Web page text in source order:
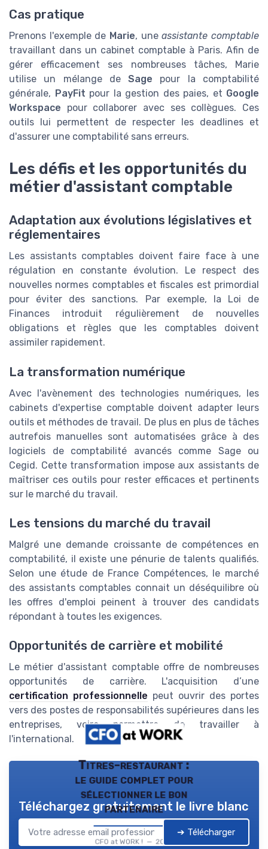
Cas pratique
Prenons l'exemple de Marie, uneassistante comptable
travaillant dans un cabinet comptable à Paris. Afin de
gérer efficacement ses nombreuses tâches, Marie
utilise un mélange deSage pour la comptabilité
générale, PayFit pour la gestion des paies, et Google
Workspace pour collaborer avec ses collègues. Ces
outils lui permettent de respecter les deadlines et
d'assurer une comptabilité sans erreurs.
Les défis et les opportunités du
métier d'assistant comptable
Adaptation aux évolutions législatives et
réglementaires
Les assistants comptables doivent faire face à une
régulation en constante évolution. Le respect des
nouvelles normes comptables et fiscales est primordial
pour éviter des sanctions. Par exemple, la Loi de
Finances introduit régulièrement de nouvelles
obligations et règles que les comptables doivent
assimiler rapidement.
La transformation numérique
Avec l'avènement des technologies numériques, les
cabinets d'expertise comptable doivent adapter leurs
outils et méthodes de travail. De plus en plus de tâches
autrefois manuelles sont automatisées grâce à des
logiciels de comptabilité avancés comme Sage ou
Cegid. Cette transformation impose aux assistants de
maîtriser ces outils pour rester efficaces et pertinents
sur le marché du travail.
Les tensions du marché du travail
Malgré une demande croissante de compétences en
comptabilité, il existe une pénurie de talents qualifiés.
Selon une étude de France Compétences, le marché
des assistants comptables connait un déséquilibre où
les offres d'emploi peinent à trouver des candidats
répondant à toutes les exigences.
Opportunités de carrière et mobilité
Le métier d'assistant comptable offre de nombreuses
opportunités de carrière. L'acquisition d’une
certification professionnelle peut ouvrir des portes
vers des postes de responsabilités supérieures dans les
entreprises, voire permettre de travailler à
l'international.
Titres-restaurant :
le guide complet pour
sélectionner le bon
partenaire
CFO at WORK ! — 2026
Téléchargez gratuitement le livre blanc
➔ Télécharger